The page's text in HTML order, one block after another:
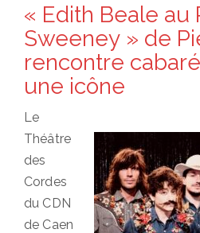
« Edith Beale au
Sweeney » de
rencontre
une icône
Le
Théâtre
des
Cordes
du CDN
de Caen